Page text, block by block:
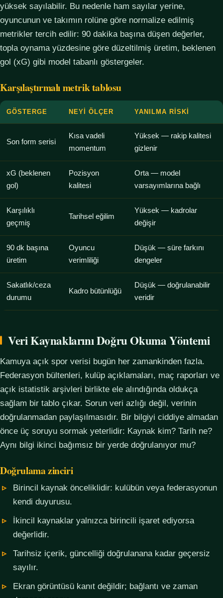
yüksek sayılabilir. Bu nedenle ham sayılar yerine,
oyuncunun ve takımın rolüne göre normalize edilmiş
metrikler tercih edilir: 90 dakika başına düşen değerler,
topla oynama yüzdesine göre düzeltilmiş üretim, beklenen
gol (xG) gibi model tabanlı göstergeler.
Karşılaştırmalı metrik tablosu
GÖSTERGE NEYI ÖLÇER YANILMA RISKI
Son form serisi
Kısa vadeli
momentum
Yüksek — rakip kalitesi
gizlenir
xG (beklenen
gol)
Pozisyon
kalitesi
Orta — model
varsayımlarına bağlı
Karşılıklı
geçmiş
Tarihsel eğilim
Yüksek — kadrolar
değişir
90 dk başına
üretim
Oyuncu
verimliliği
Düşük — süre farkını
dengeler
Sakatlık/ceza
durumu
Kadro bütünlüğü
Düşük — doğrulanabilir
veridir
Veri Kaynaklarını Doğru Okuma Yöntemi
Kamuya açık spor verisi bugün her zamankinden fazla.
Federasyon bültenleri, kulüp açıklamaları, maç raporları ve
açık istatistik arşivleri birlikte ele alındığında oldukça
sağlam bir tablo çıkar. Sorun veri azlığı değil, verinin
doğrulanmadan paylaşılmasıdır. Bir bilgiyi ciddiye almadan
önce üç soruyu sormak yeterlidir: Kaynak kim? Tarih ne?
Aynı bilgi ikinci bağımsız bir yerde doğrulanıyor mu?
Doğrulama zinciri
Birincil kaynak önceliklidir: kulübün veya federasyonun
kendi duyurusu.
İkincil kaynaklar yalnızca birincili işaret ediyorsa
değerlidir.
Tarihsiz içerik, güncelliği doğrulanana kadar geçersiz
sayılır.
Ekran görüntüsü kanıt değildir; bağlantı ve zaman